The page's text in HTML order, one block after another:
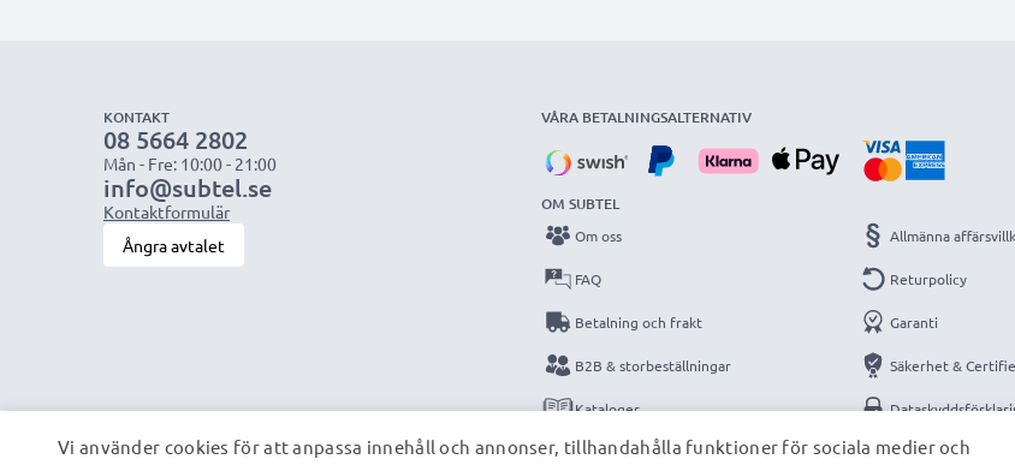
KONTAKT
08 5664 2802
Mån - Fre: 10:00 - 21:00
info@subtel.se
Kontaktformulär
Ångra avtalet
VÅRA BETALNINGSALTERNATIV
OM SUBTEL
Om oss
FAQ
Betalning och frakt
B2B & storbeställningar
Kataloger
Kontakt
Allmänna
Returpolicy
Garanti
Säkerhet &
Impressum
Vi använder cookies för att anpassa innehåll och annonser, tillhandahålla funktioner för sociala medier och